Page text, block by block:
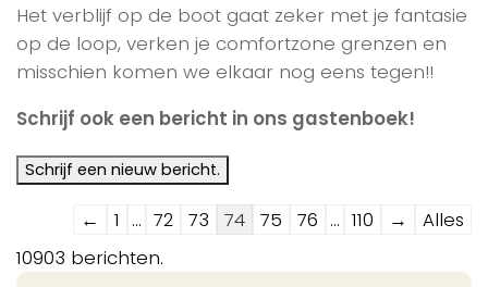
Het verblijf op de boot gaat zeker met je fantasie
op de loop, verken je comfortzone grenzen en
misschien komen we elkaar nog eens tegen!!
Schrijf ook een bericht in ons gastenboek!
Navigatie
door
de
← 1 ... 72 73 74 75 76 ... 110 →
Alles
10903 berichten.